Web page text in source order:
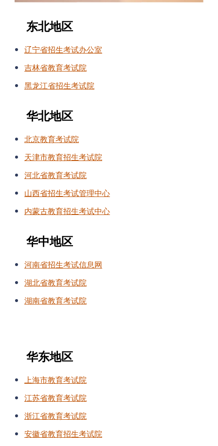
东北地区
辽宁省招生考试办公室
吉林省教育考试院
黑龙江省招生考试院
华北地区
北京教育考试院
天津市教育招生考试院
河北省教育考试院
山西省招生考试管理中心
内蒙古教育招生考试中心
华中地区
河南省招生考试信息网
湖北省教育考试院
湖南省教育考试院
华东地区
上海市教育考试院
江苏省教育考试院
浙江省教育考试院
安徽省教育招生考试院